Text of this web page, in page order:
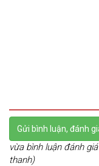
Gửi bình luận, đánh
vừa bình luận đánh
thanh)